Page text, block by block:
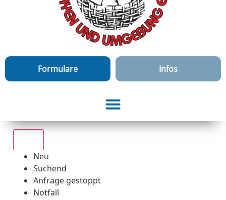
Formulare Infos
Neu
Suchend
Anfrage gestoppt
Notfall